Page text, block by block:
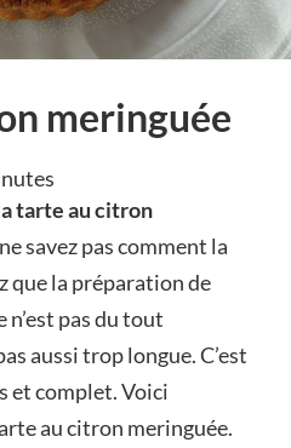
meringuée
tarte au citron
savez pas comment la
que la préparation de
pas du tout
aussi trop longue. C’est
et complet. Voici
au citron meringuée.